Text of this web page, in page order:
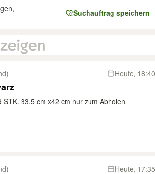
Suchauftrag speichern
Heute, 18:40
STK. 33,5 cm x42 cm nur zum Abholen
Heute, 17:35